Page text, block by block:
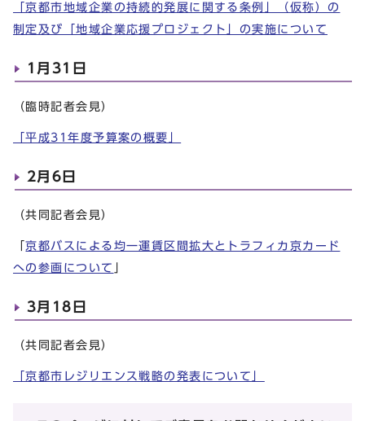
「京都市地域企業の持続的発展に関する条例」（仮称）の
制定及び「地域企業応援プロジェクト」の実施について
1月31日
（臨時記者会見）
「平成31年度予算案の概要」
2月6日
（共同記者会見）
「京都バスによる均一運賃区間拡大とトラフィカ京カード
への参画について 」
3月18日
（共同記者会見）
「京都市レジリエンス戦略の発表について」